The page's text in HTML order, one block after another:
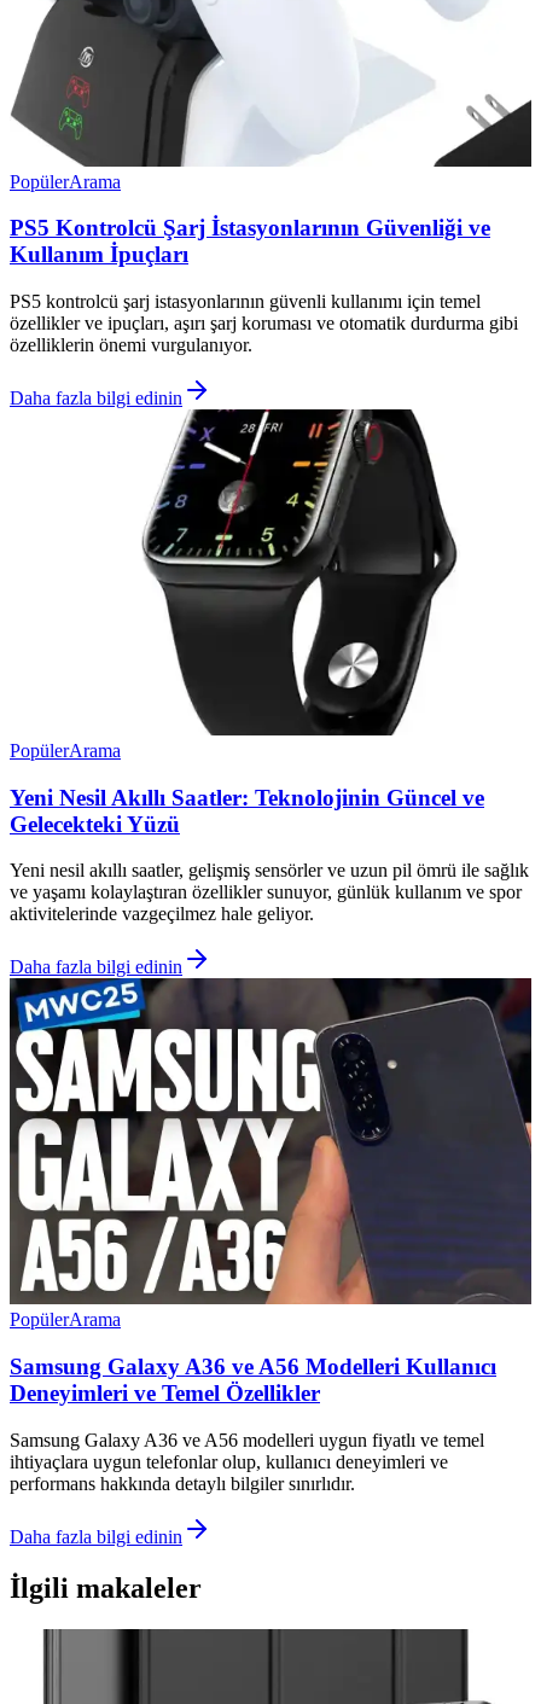
PopülerArama
PS5 Kontrolcü Şarj İstasyonlarının Güvenliği ve
Kullanım İpuçları
PS5 kontrolcü şarj istasyonlarının güvenli kullanımı için temel
özellikler ve ipuçları, aşırı şarj koruması ve otomatik durdurma gibi
özelliklerin önemi vurgulanıyor.
Daha fazla bilgi edinin
PopülerArama
Yeni Nesil Akıllı Saatler: Teknolojinin Güncel ve
Gelecekteki Yüzü
Yeni nesil akıllı saatler, gelişmiş sensörler ve uzun pil ömrü ile sağlık
ve yaşamı kolaylaştıran özellikler sunuyor, günlük kullanım ve spor
aktivitelerinde vazgeçilmez hale geliyor.
Daha fazla bilgi edinin
PopülerArama
Samsung Galaxy A36 ve A56 Modelleri Kullanıcı
Deneyimleri ve Temel Özellikler
Samsung Galaxy A36 ve A56 modelleri uygun fiyatlı ve temel
ihtiyaçlara uygun telefonlar olup, kullanıcı deneyimleri ve
performans hakkında detaylı bilgiler sınırlıdır.
Daha fazla bilgi edinin
İlgili makaleler